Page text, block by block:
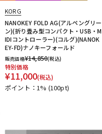
KORG
NANOKEY FOLD AG(アルペングリー
ン)(折り畳み型コンパクト・USB・M
IDIコントローラー)(コルグ)(NANOK
EY-FD)ナノキーフォールド
販売価格¥14,850(税込)
特別価格
¥11,000(税込)
ポイント：1% (100pt)